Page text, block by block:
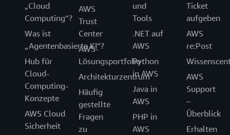
„Cloud
Computing“?
Was ist
„Agentenbasierte KI“?
Hub für
Cloud-
Computing-
Konzepte
AWS Cloud
Sicherheit
AWS
Trust
Center
AWS-
Lösungsportfolio
Architekturzentrum
Häufig
gestellte
Fragen
zu
und
Tools
.NET auf
AWS
Python
in AWS
Java in
AWS
PHP in
AWS
Ticket
aufgeben
AWS
re:Post
AWS
Support
–
Überblick
Erhalten